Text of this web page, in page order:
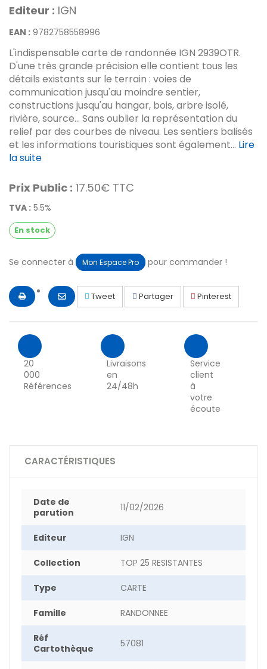
Editeur : IGN
EAN : 9782758558996
L'indispensable carte de randonnée IGN 2939OTR.
D'une très grande précision elle contient tous les
détails existants sur le terrain : voies de
communication jusqu'au moindre sentier,
constructions jusqu'au hangar, bois, arbre isolé,
rivière, source... Sans oublier la représentation du
relief par des courbes de niveau. Les sentiers balisés
et les informations touristiques sont également... Lire
la suite
Prix Public : 17.50€ TTC
TVA : 5.5%
En stock
Se connecter à Mon Espace Pro pour commander !
Tweet Partager Pinterest
20
000
Références
Livraisons
en
24/48h
Service
client
à
votre
écoute
CARACTÉRISTIQUES
Date de
parution
11/02/2026
Editeur IGN
Collection TOP 25 RESISTANTES
Type CARTE
Famille RANDONNEE
Réf
Cartothèque
57081